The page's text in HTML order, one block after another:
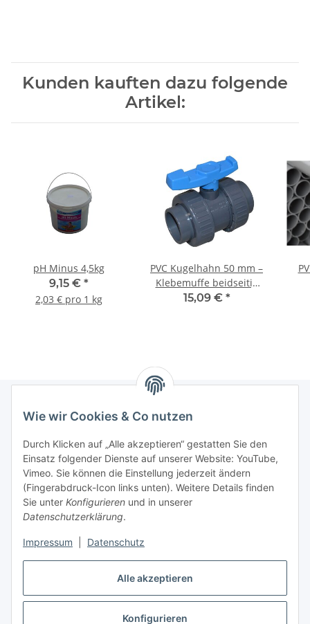
Alle akzeptieren
Konfigurieren
Wie wir Cookies & Co nutzen
Durch Klicken auf „Alle akzeptieren“ gestatten Sie den
Einsatz folgender Dienste auf unserer Website: YouTube,
Vimeo. Sie können die Einstellung jederzeit ändern
(Fingerabdruck-Icon links unten). Weitere Details finden
Sie unter Konfigurieren und in unserer
Datenschutzerklärung.
Impressum Datenschutz
Kunden kauften dazu folgende
Artikel:
pH Minus 4,5kg
9,15 € *
2,03 € pro 1 kg
PVC Kugelhahn 50 mm –
Klebemuffe beidseitig
mit
15,09 € *
Gesetzliche Informationen
Starke Marken